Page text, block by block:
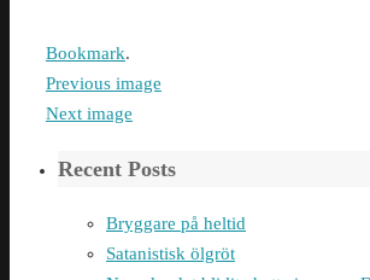
Bookmark.
Previous image
Next image
Recent Posts
Bryggare på heltid
Satanistisk ölgröt